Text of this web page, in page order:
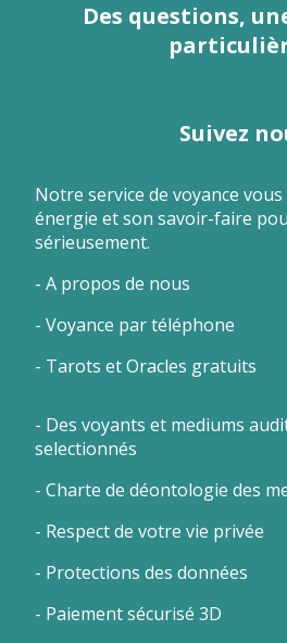
Des questions,
Suivez
Notre service de voyance
énergie et son savoir-faire
sérieusement.
- A propos de nous
-Voyance par téléphone
- Tarots et Oracles gratuits
- Des voyants et mediums
selectionnés
- Charte de déontologie des
- Respect de votre vie privée
- Protections des données
- Paiement sécurisé 3D